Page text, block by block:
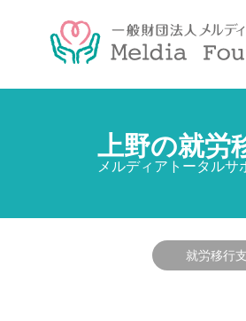
上野の就労
メルディアトータル
就労移行